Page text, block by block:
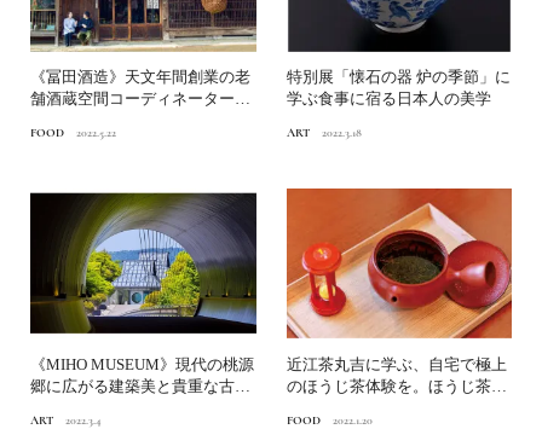
《冨田酒造》天文年間創業の老
舗酒蔵空間コーディネーター・
FOOD 2022.5.22
特別展「懐石の器 炉の季節」に
学ぶ食事に宿る日本人の美学
ART 2022.3.18
《MIHO MUSEUM》現代の桃源
郷に広がる建築美と貴重な古代
ART 2022.3.4
近江茶丸吉に学ぶ、自宅で極上
のほうじ茶体験を。ほうじ茶の
FOOD 2022.1.20